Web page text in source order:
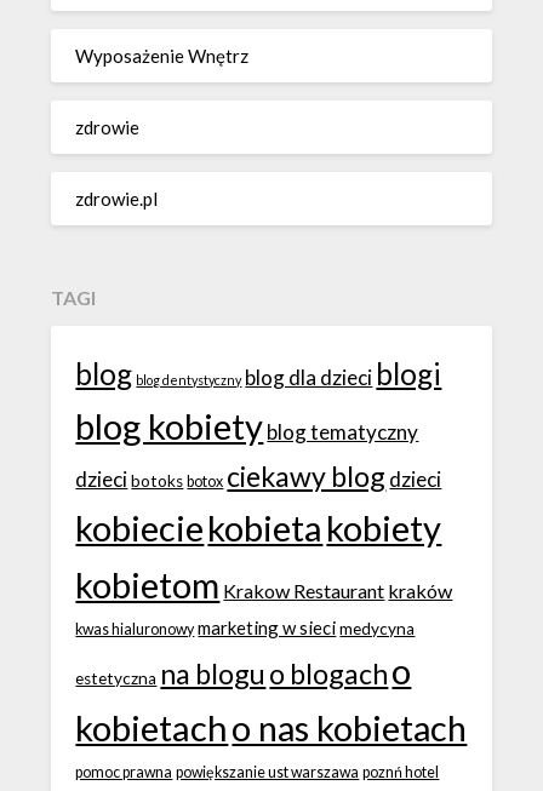
Wyposażenie Wnętrz
zdrowie
zdrowie.pl
TAGI
blog blog dentystyczny blog dla dzieci blogi
blog kobietyblog tematyczny
dzieci botoks botox ciekawy blog dzieci
kobieciekobieta kobiety
kobietom Krakow Restaurant kraków
kwas hialuronowy marketing w sieci medycyna
estetyczna na blogu o blogacho
kobietacho nas kobietach
pomoc prawna powiększanie ust warszawa poznń hotel